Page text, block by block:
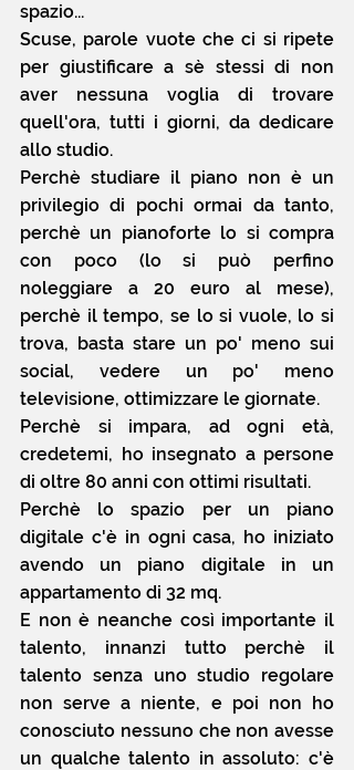
spazio...
Scuse, parole vuote che ci si ripete
per giustificare a sè stessi di non
aver nessuna voglia di trovare
quell'ora, tutti i giorni, da dedicare
allo studio.
Perchè studiare il piano non è un
privilegio di pochi ormai da tanto,
perchè un pianoforte lo si compra
con poco (lo si può perfino
noleggiare a 20 euro al mese),
perchè il tempo, se lo si vuole, lo si
trova, basta stare un po' meno sui
social, vedere un po' meno
televisione, ottimizzare le giornate.
Perchè si impara, ad ogni età,
credetemi, ho insegnato a persone
di oltre 80 anni con ottimi risultati.
Perchè lo spazio per un piano
digitale c'è in ogni casa, ho iniziato
avendo un piano digitale in un
appartamento di 32 mq.
E non è neanche così importante il
talento, innanzi tutto perchè il
talento senza uno studio regolare
non serve a niente, e poi non ho
conosciuto nessuno che non avesse
un qualche talento in assoluto: c'è